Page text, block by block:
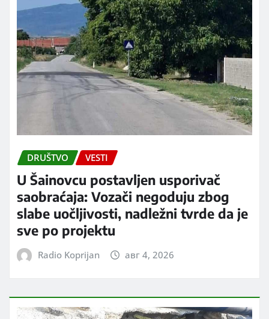
DRUŠTVO VESTI
U Šainovcu postavljen usporivač
saobraćaja: Vozači negoduju zbog
slabe uočljivosti, nadležni tvrde da je
sve po projektu
Radio Koprijan авг 4, 2026